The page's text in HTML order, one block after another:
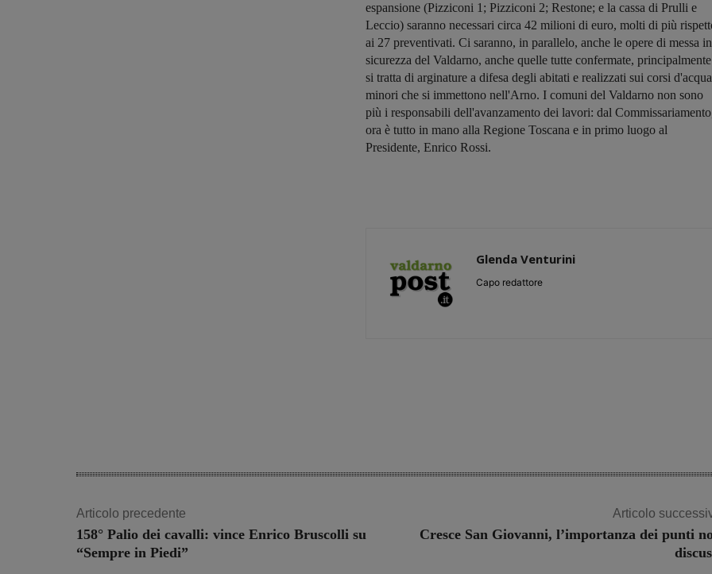
espansione (Pizziconi 1; Pizziconi 2; Restone; e la cassa di Prulli e
Leccio) saranno necessari circa 42 milioni di euro, molti di più
ai 27 preventivati. Ci saranno, in parallelo, anche le opere di messa in
sicurezza del Valdarno, anche quelle tutte confermate, principalmente
si tratta di arginature a difesa degli abitati e realizzati sui corsi d'acqua
minori che si immettono nell'Arno. I comuni del Valdarno non sono
più i responsabili dell'avanzamento dei lavori: dal
ora è tutto in mano alla Regione Toscana e in primo luogo al
Presidente, Enrico Rossi.
Glenda Venturini
Capo redattore
Articolo precedente
158° Palio dei cavalli: vince Enrico Bruscolli su
“Sempre in Piedi”
Articolo
Cresce San Giovanni, l’importanza dei punti